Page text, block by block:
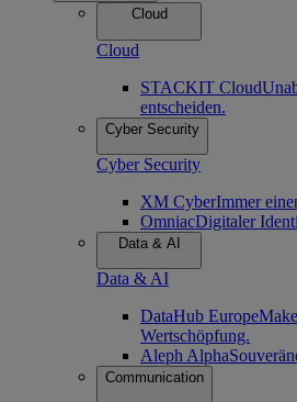
Cloud
Cloud
STACKIT Cloud
entscheiden.
Cyber Security
Cyber Security
XM CyberImmer
OmniacDigitaler
Data & AI
Data & AI
DataHub Europe
Wertschöpfung.
Aleph Alpha
Communication